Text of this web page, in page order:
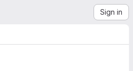
Sign in